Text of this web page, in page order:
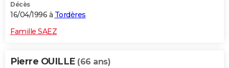
Décès
16/04/1996 à Tordères
Famille SAEZ
Pierre OUILLE (66 ans)